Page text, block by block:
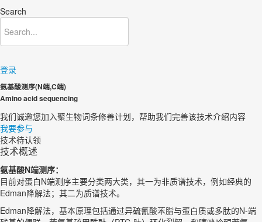
Search
登录
氨基酸测序(N端,C端)
Amino acid sequencing
我们诚邀您加入聚生物词条修善计划，帮助我们完善该技术介绍内容​
我要参与
技术待认领
技术概述
氨基酸N端测序：
目前对蛋白N端测序主要分类两大类，其一为非质谱技术，例如经典的
Edman降解法；其二为质谱技术。
Edman降解法，基本原理包括通过异硫氰酸苯脂与蛋白质或多肽的N-端